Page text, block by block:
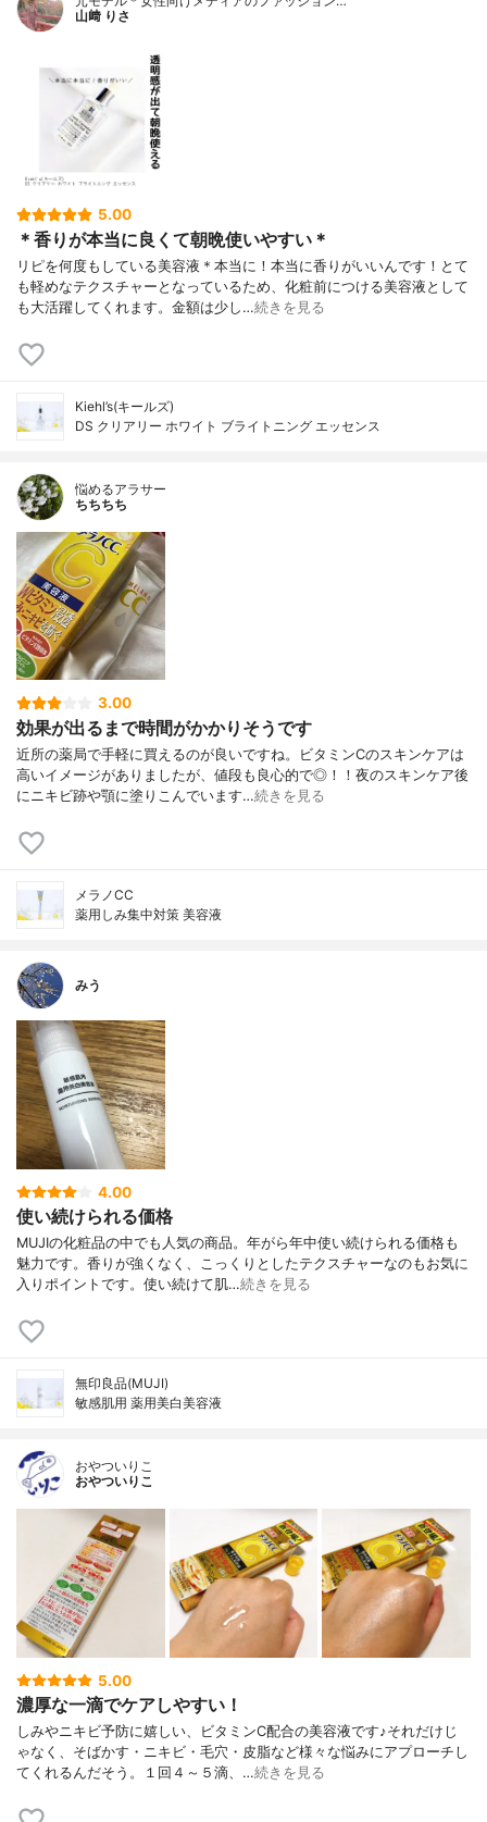
山﨑 りさ
5.00
＊香りが本当に良くて朝晩使いやすい＊
リピを何度もしている美容液＊本当に！本当に香りがいいんです！とて
も軽めなテクスチャーとなっているため、化粧前につける美容液として
も大活躍してくれます。金額は少し…続きを見る
Kiehl’s(キールズ)
DS クリアリー ホワイト ブライトニング エッセンス
悩めるアラサー
ちちちち
3.00
効果が出るまで時間がかかりそうです
近所の薬局で手軽に買えるのが良いですね。ビタミンCのスキンケアは
高いイメージがありましたが、値段も良心的で◎！！夜のスキンケア後
にニキビ跡や顎に塗りこんでいます…続きを見る
メラノCC
薬用しみ集中対策 美容液
みう
4.00
使い続けられる価格
MUJIの化粧品の中でも人気の商品。年がら年中使い続けられる価格も
魅力です。香りが強くなく、こっくりとしたテクスチャーなのもお気に
入りポイントです。使い続けて肌…続きを見る
無印良品(MUJI)
敏感肌用 薬用美白美容液
おやついりこ
おやついりこ
5.00
濃厚な一滴でケアしやすい！
しみやニキビ予防に嬉しい、ビタミンC配合の美容液です♪それだけじ
ゃなく、そばかす・ニキビ・毛穴・皮脂など様々な悩みにアプローチし
てくれるんだそう。１回４～５滴、…続きを見る